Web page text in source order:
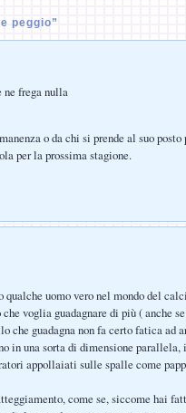
peggio”
ne frega nulla
o da chi si prende al suo posto
per la prossima stagione.
qualche uomo vero nel mondo del
voglia guadagnare di più ( anche
che guadagna non fa certo fatica ad
in una sorta di dimensione parallela,
appollaiati sulle spalle come
come se, siccome hai